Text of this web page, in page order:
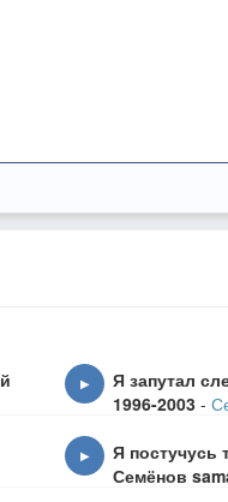
▶
Я запутал
1996-2003 -
▶
Я постучусь
Семёнов